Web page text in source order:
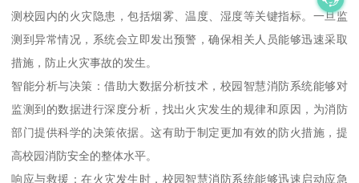
测校园内的火灾隐患，包括烟雾、温度、湿度等关键指标。一旦监
测到异常情况，系统会立即发出预警，确保相关人员能够迅速采取
措施，防止火灾事故的发生。
智能分析与决策：借助大数据分析技术，校园智慧消防系统能够对
监测到的数据进行深度分析，找出火灾发生的规律和原因，为消防
部门提供科学的决策依据。这有助于制定更加有效的防火措施，提
高校园消防安全的整体水平。
响应与救援：在火灾发生时，校园智慧消防系统能够迅速启动应急